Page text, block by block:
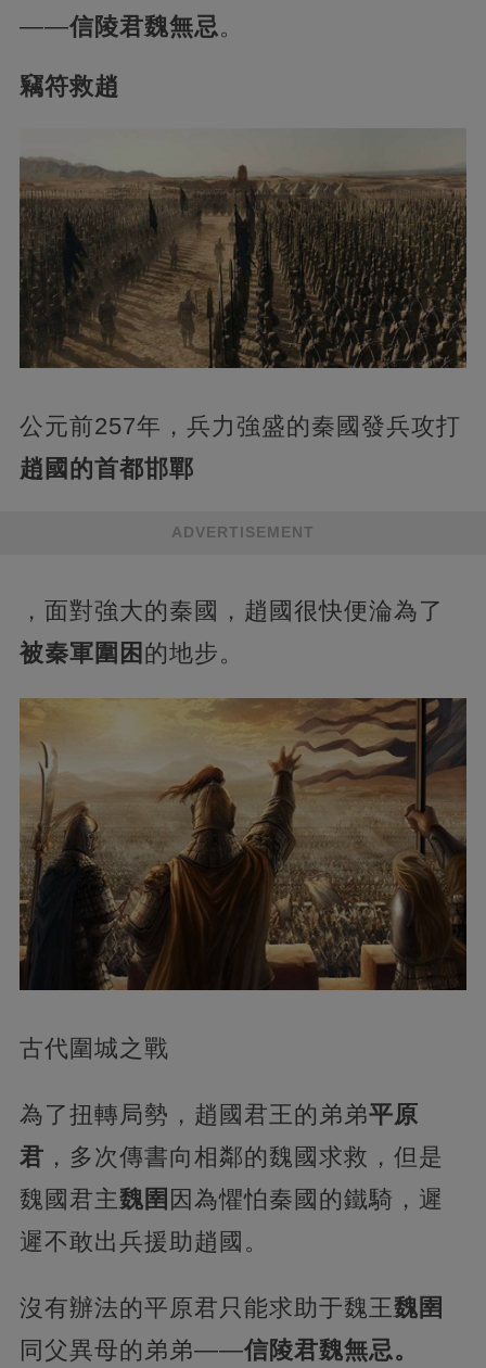
——信陵君魏無忌。
竊符救趙
公元前257年，兵力強盛的秦國發兵攻打
趙國的首都邯鄲
ADVERTISEMENT
，面對強大的秦國，趙國很快便淪為了
被秦軍圍困 的地步。
古代圍城之戰
為了扭轉局勢，趙國君王的弟弟平原
君 ，多次傳書向相鄰的魏國求救，但是
魏國君主魏圉 因為懼怕秦國的鐵騎，遲
遲不敢出兵援助趙國。
沒有辦法的平原君只能求助于魏王魏圉
同父異母的弟弟——信陵君魏無忌。